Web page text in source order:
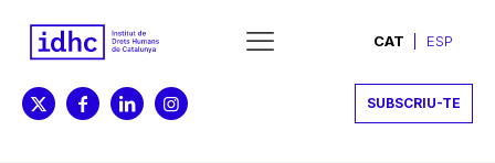
CAT ESP
SUBSCRIU-TE